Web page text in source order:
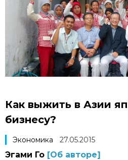
Последние
В деталях
Путеводитель по Японии
Как выжить в Азии
бизнесу?
Экономика 27.05.2015
Эгами Го [Об авторе]